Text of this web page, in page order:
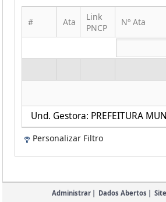
Und. Gestora: PREFEITURA
# Ata
Link
PNCP
Nº Ata
Personalizar Filtro
Administrar Dados Abertos